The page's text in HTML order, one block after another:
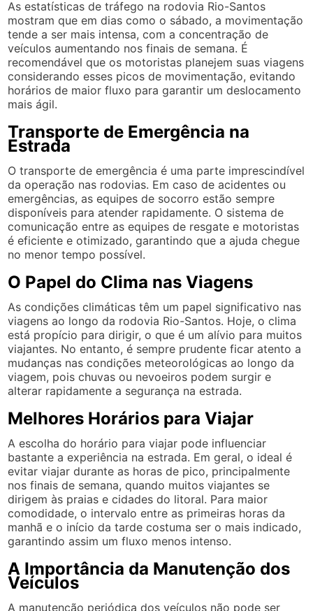
As estatísticas de tráfego na rodovia Rio-Santos
mostram que em dias como o sábado, a movimentação
tende a ser mais intensa, com a concentração de
veículos aumentando nos finais de semana. É
recomendável que os motoristas planejem suas viagens
considerando esses picos de movimentação, evitando
horários de maior fluxo para garantir um deslocamento
mais ágil.
Transporte de Emergência na
Estrada
O transporte de emergência é uma parte imprescindível
da operação nas rodovias. Em caso de acidentes ou
emergências, as equipes de socorro estão sempre
disponíveis para atender rapidamente. O sistema de
comunicação entre as equipes de resgate e motoristas
é eficiente e otimizado, garantindo que a ajuda chegue
no menor tempo possível.
O Papel do Clima nas Viagens
As condições climáticas têm um papel significativo nas
viagens ao longo da rodovia Rio-Santos. Hoje, o clima
está propício para dirigir, o que é um alívio para muitos
viajantes. No entanto, é sempre prudente ficar atento a
mudanças nas condições meteorológicas ao longo da
viagem, pois chuvas ou nevoeiros podem surgir e
alterar rapidamente a segurança na estrada.
Melhores Horários para Viajar
A escolha do horário para viajar pode influenciar
bastante a experiência na estrada. Em geral, o ideal é
evitar viajar durante as horas de pico, principalmente
nos finais de semana, quando muitos viajantes se
dirigem às praias e cidades do litoral. Para maior
comodidade, o intervalo entre as primeiras horas da
manhã e o início da tarde costuma ser o mais indicado,
garantindo assim um fluxo menos intenso.
A Importância da Manutenção dos
Veículos
A manutenção periódica dos veículos não pode ser